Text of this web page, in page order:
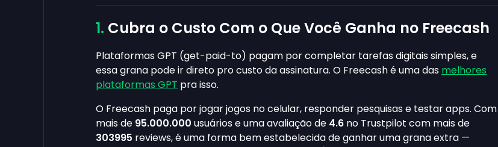
Cubra o Custo Com o Que Você Ganha no Freecash
Plataformas GPT (get-paid-to) pagam por completar tarefas digitais simples, e
essa grana pode ir direto pro custo da assinatura. O Freecash é uma das melhores
plataformas GPT pra isso.
O Freecash paga por jogar jogos no celular, responder pesquisas e testar apps. Com
mais de 95.000.000 usuários e uma avaliação de 4.6 no Trustpilot com mais de
303995 reviews, é uma forma bem estabelecida de ganhar uma grana extra —